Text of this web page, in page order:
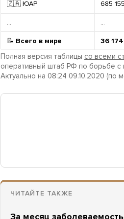
🇿🇦 ЮАР 685 155
... ...
📝 Всего в мире 36
Полная версия таблицы со всеми
оперативный штаб РФ по борьбе с
Актуально на 08:24 09.10.2020 (по
ЧИТАЙТЕ ТАКЖЕ
За месяц